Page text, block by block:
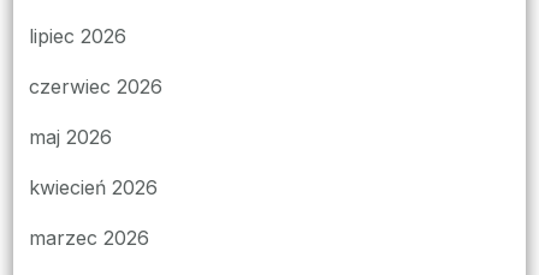
lipiec 2026
czerwiec 2026
maj 2026
kwiecień 2026
marzec 2026